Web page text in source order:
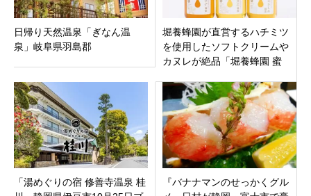
日帰り天然温泉「ぎなん温
泉」岐阜県羽島郡
堀養蜂園が直営するハチミツ
を使用したソフトクリームや
カヌレが絶品「堀養蜂園 蜜
「湯めぐりの宿 修善寺温泉 桂
『バナナマンのせっかくグル